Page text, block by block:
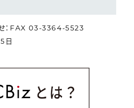
：FAX 03-3364-5523
日